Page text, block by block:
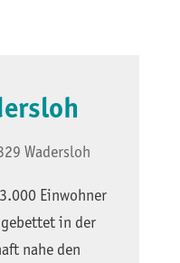
Wadersloh
Einwohner
in der
nahe den